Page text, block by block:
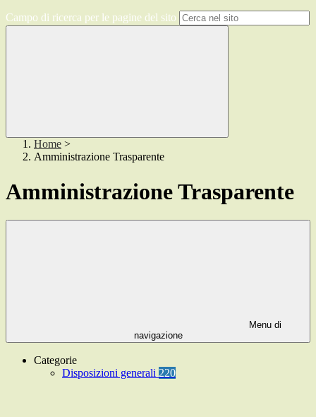
Campo di ricerca per le pagine del sito
Home >
Amministrazione Trasparente
Amministrazione Trasparente
Menu di
navigazione
Categorie
Disposizioni generali 220